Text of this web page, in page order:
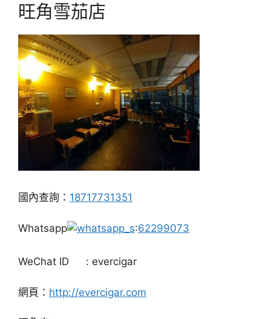
旺角雪茄店
國內查詢： 18717731351
Whatsapp :62299073
WeChat ID : evercigar
網頁： http://evercigar.com